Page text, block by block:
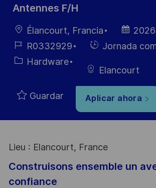
Antennes F/H
Ubicación
Élancourt, Francia
Fecha de
ID de
empleo
R0332929
HiringJornada
Categoría
Hardware
Elancourt
Guardar Aplicar ahora
Lieu : Elancourt, France
Construisons ensemble un
confiance